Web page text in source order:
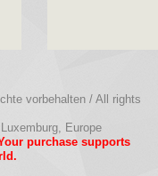
vorbehalten / All rights
Europe
purchase supports